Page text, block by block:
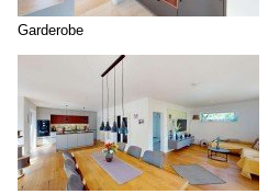
Garderobe